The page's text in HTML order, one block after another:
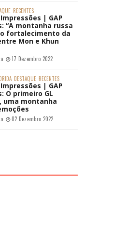
RECENTES
| GAP
“A montanha russa
fortalecimento da
Mon e Khun
17 Dezembro 2022
DESTAQUE RECENTES
| GAP
O primeiro GL
uma montanha
02 Dezembro 2022